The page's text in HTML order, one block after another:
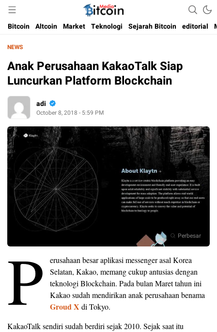
Bitcoin Media Indonesia
Media Bitcoin dan Cryptocurrency, dan Blockchain di Indonesia
Bitcoin Altcoin Market Teknologi Sejarah Bitcoin editorial
NEWS
Anak Perusahaan KakaoTalk Siap
Luncurkan Platform Blockchain
adi
October 8, 2018 - 5:59 PM
Perbesar
P
erusahaan besar aplikasi messenger asal Korea
Selatan, Kakao, memang cukup antusias dengan
teknologi Blockchain. Pada bulan Maret tahun ini
Kakao sudah mendirikan anak perusahaan benama
Groud X di Tokyo.
KakaoTalk sendiri sudah berdiri sejak 2010. Sejak saat itu